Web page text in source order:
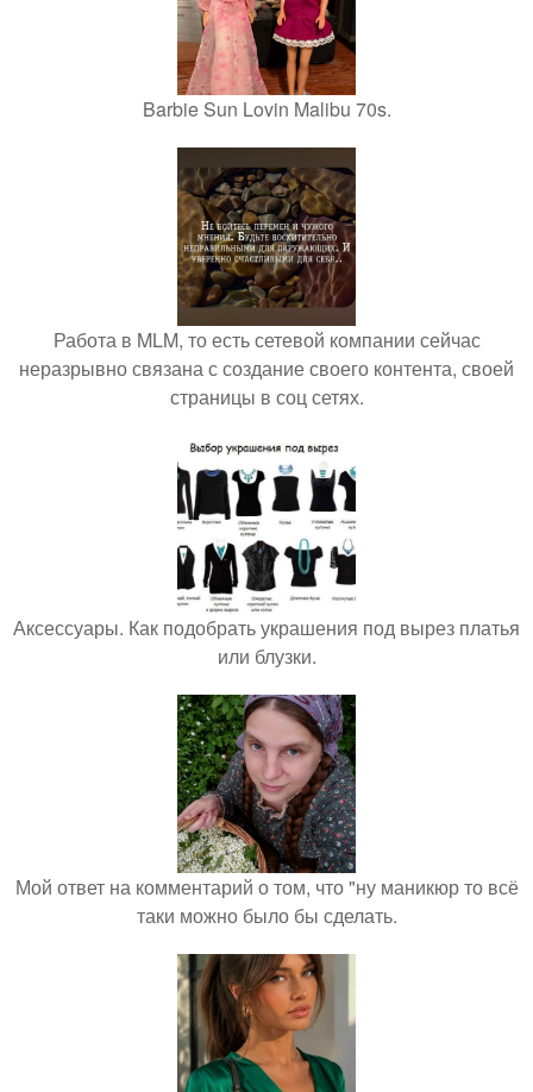
Barbie Sun Lovin Malibu 70s.
Работа в MLM, то есть сетевой компании сейчас
неразрывно связана с создание своего контента, своей
страницы в соц сетях.
Аксессуары. Как подобрать украшения под вырез платья
или блузки.
Мой ответ на комментарий о том, что "ну маникюр то всё
таки можно было бы сделать.